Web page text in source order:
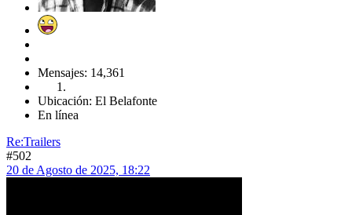
Mensajes: 14,361
Ubicación: El Belafonte
En línea
Re:Trailers
#502
20 de Agosto de 2025, 18:22